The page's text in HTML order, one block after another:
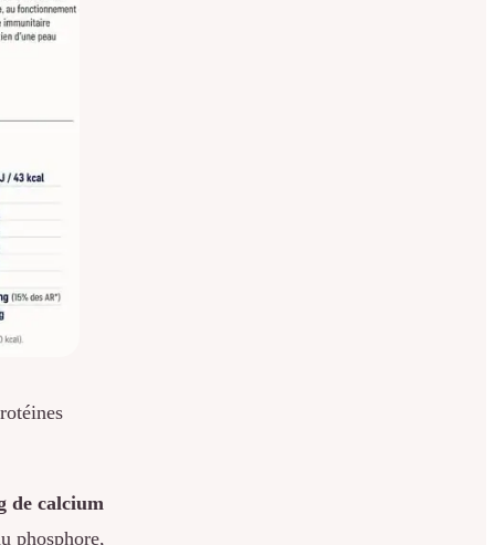
de calcium
phosphore,